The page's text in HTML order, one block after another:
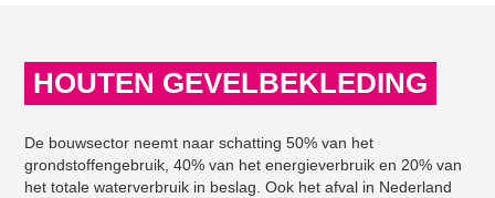
HOUTEN GEVELBEKLEDING
De bouwsector neemt naar schatting 50% van het
grondstoffengebruik, 40% van het energieverbruik en 20% van
het totale waterverbruik in beslag. Ook het afval in Nederland